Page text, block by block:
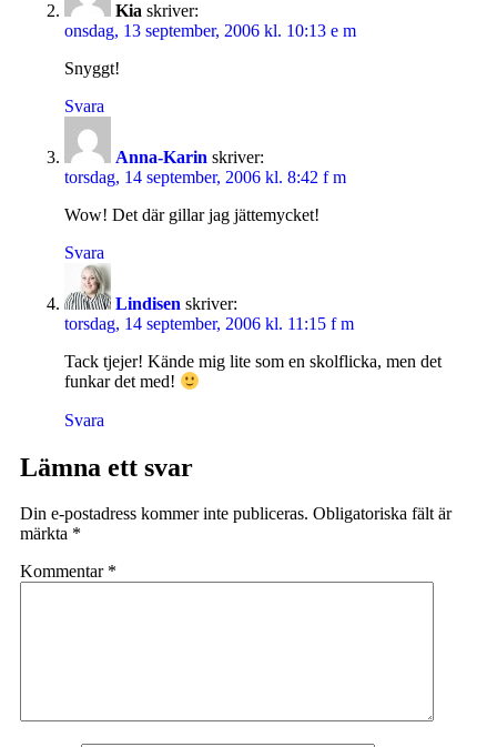
Kia skriver:
onsdag, 13 september, 2006 kl. 10:13 e m
Snyggt!
Svara
Anna-Karin skriver:
torsdag, 14 september, 2006 kl. 8:42 f m
Wow! Det där gillar jag jättemycket!
Svara
Lindisen skriver:
torsdag, 14 september, 2006 kl. 11:15 f m
Tack tjejer! Kände mig lite som en skolflicka, men det
funkar det med!
Svara
Lämna ett svar
Din e-postadress kommer inte publiceras. Obligatoriska fält är
märkta *
Kommentar *